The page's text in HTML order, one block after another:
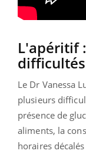
L'apéritif
Le Dr Vanessa
plusieurs
présence de
aliments, la
horaires